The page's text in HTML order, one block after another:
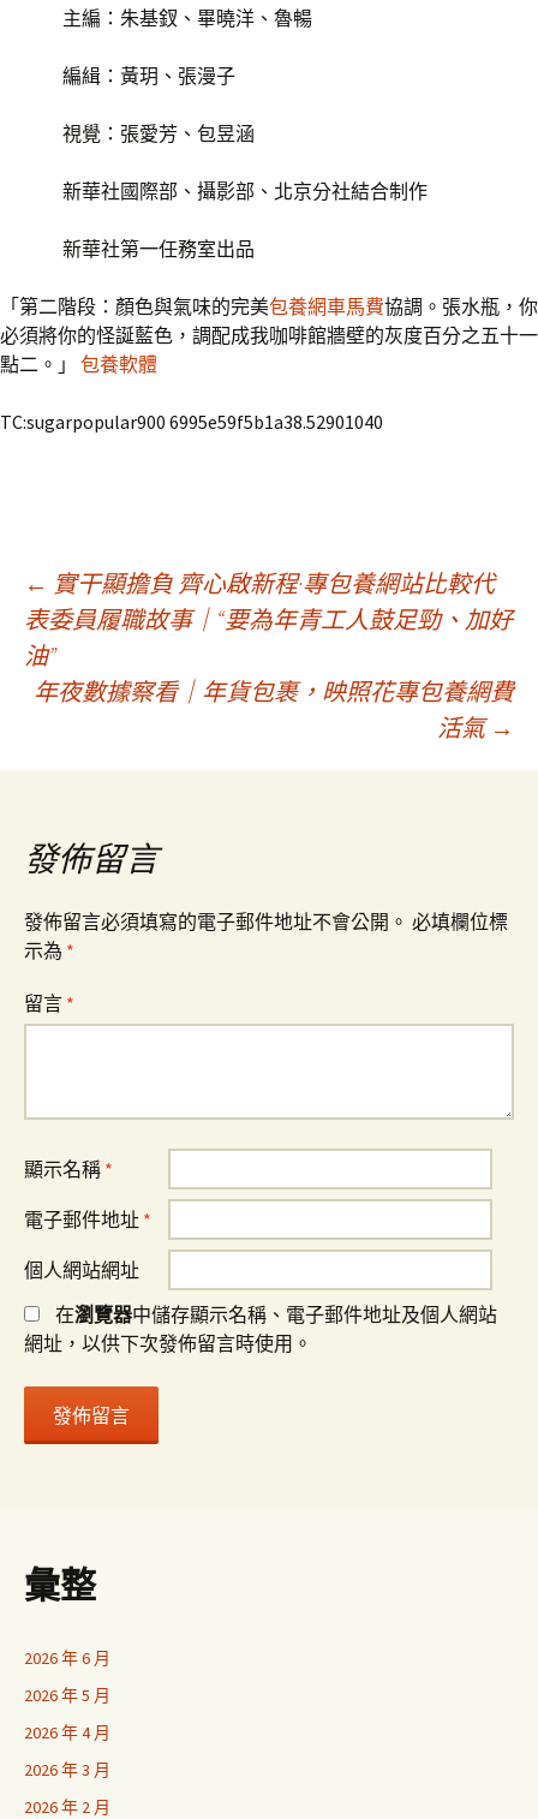
主編：朱基釵、畢曉洋、魯暢
編緝：黃玥、張漫子
視覺：張愛芳、包昱涵
新華社國際部、攝影部、北京分社結合制作
新華社第一任務室出品
「第二階段：顏色與氣味的完美包養網車馬費協調。張水瓶，你
必須將你的怪誕藍色，調配成我咖啡館牆壁的灰度百分之五十一
點二。」 包養軟體
TC:sugarpopular900 6995e59f5b1a38.52901040
文
章
導
覽
← 實干顯擔負 齊心啟新程·專包養網站比較代
表委員履職故事｜“要為年青工人鼓足勁、加好
油”
年夜數據察看｜年貨包裹，映照花專包養網費
活氣 →
發佈留言
發佈留言必須填寫的電子郵件地址不會公開。 必填欄位標
示為 *
留言 *
顯示名稱 *
電子郵件地址 *
個人網站網址
在瀏覽器中儲存顯示名稱、電子郵件地址及個人網站
網址，以供下次發佈留言時使用。
彙整
2026 年 6 月
2026 年 5 月
2026 年 4 月
2026 年 3 月
2026 年 2 月